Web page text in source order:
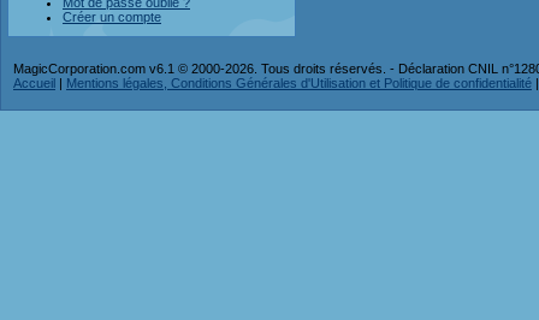
Créer un compte
MagicCorporation.com v6.1 © 2000-2026. Tous droits réservés. - Déclaration CNIL
Accueil | Mentions légales, Conditions Générales d'Utilisation et Politique de confidentialité